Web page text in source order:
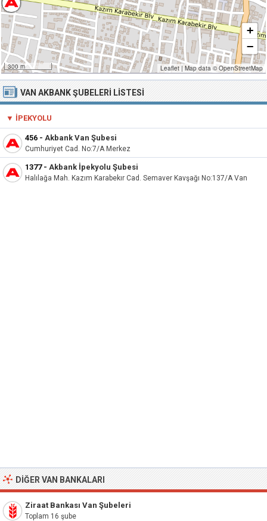
300 m
+
−
Leaflet | Map data ©OpenStreetMap
VAN AKBANK ŞUBELERI LISTESI
▼ İPEKYOLU
456 - Akbank Van Şubesi
Cumhuriyet Cad. No:7/A Merkez
1377- Akbank İpekyolu Şubesi
Halılağa Mah. Kazım Karabekır Cad. Semaver Kavşağı No:137/A Van
DIĞER VAN BANKALARI
Ziraat Bankası Van Şubeleri
Toplam 16 şube